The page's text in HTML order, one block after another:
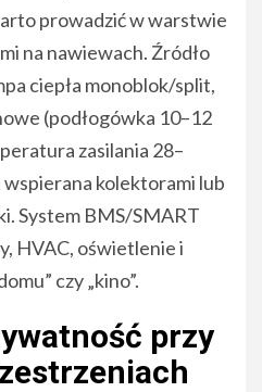
prowadzić w warstwie
na nawiewach. Źródło
ciepła monoblok/split,
(podłogówka 10–12
zasilania 28–
kolektorami lub
System BMS/SMART
HVAC, oświetlenie i
czy „kino”.
przy